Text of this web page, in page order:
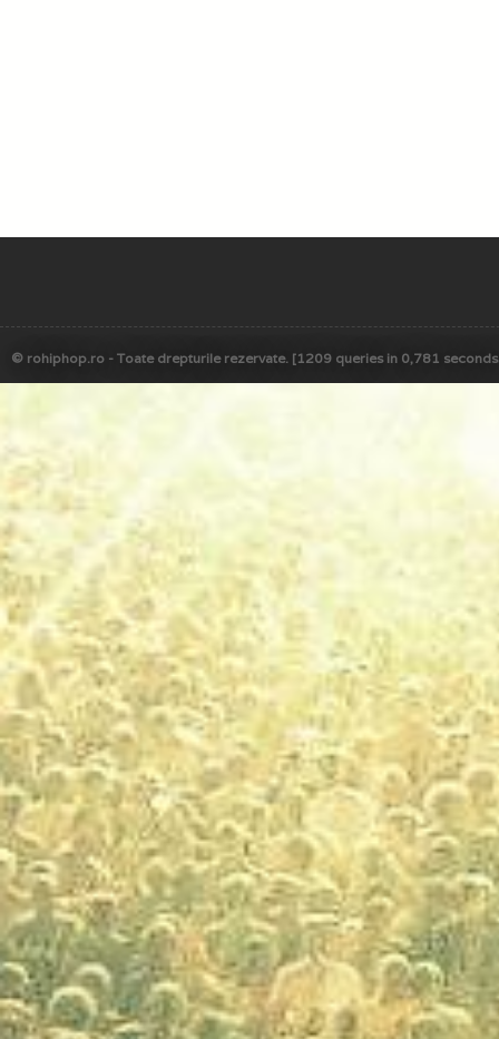
© rohiphop.ro - Toate drepturile rezervate. [1209 queries in 0,781